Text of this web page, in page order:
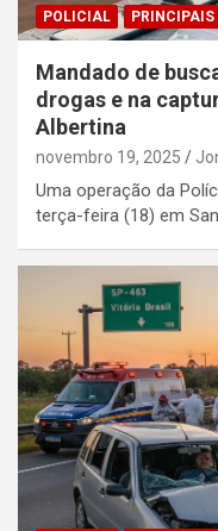
POLICIAL
Mandado de
drogas e na
Albertina
novembro 19, 2025
Uma operação da
terça-feira (18) em